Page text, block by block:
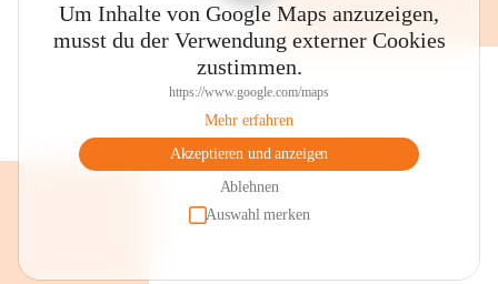
Um Inhalte von Google Maps anzuzeigen,
musst du der Verwendung externer Cookies
zustimmen.
https://www.google.com/maps
Mehr erfahren
Akzeptieren und anzeigen
Ablehnen
Auswahl merken